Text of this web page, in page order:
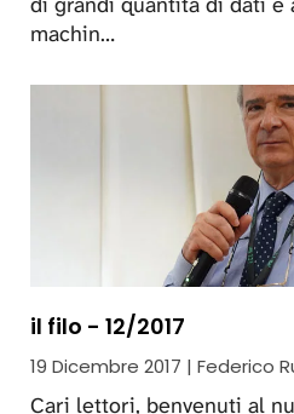
machin…
il filo - 12/2017
19 Dicembre 2017 | Federico
Cari lettori, benvenuti al